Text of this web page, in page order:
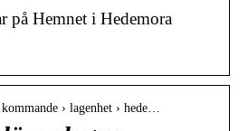
på Hemnet i Hedemora
› lagenhet › hede…